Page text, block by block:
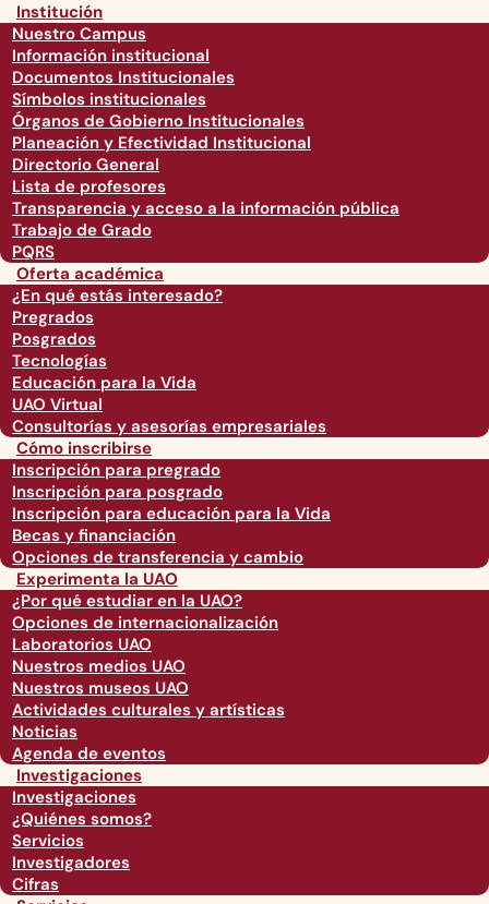
Institución
Nuestro Campus
Información institucional
Documentos Institucionales
Símbolos institucionales
Órganos de Gobierno Institucionales
Planeación y Efectividad Institucional
Directorio General
Lista de profesores
Transparencia y acceso a la información pública
Trabajo de Grado
PQRS
Oferta académica
¿En qué estás interesado?
Pregrados
Posgrados
Tecnologías
Educación para la Vida
UAO Virtual
Consultorías y asesorías empresariales
Cómo inscribirse
Inscripción para pregrado
Inscripción para posgrado
Inscripción para educación para la Vida
Becas y financiación
Opciones de transferencia y cambio
Experimenta la UAO
¿Por qué estudiar en la UAO?
Opciones de internacionalización
Laboratorios UAO
Nuestros medios UAO
Nuestros museos UAO
Actividades culturales y artísticas
Noticias
Agenda de eventos
Investigaciones
Investigaciones
¿Quiénes somos?
Servicios
Investigadores
Cifras